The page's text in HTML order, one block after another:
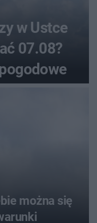
w Ustce
07.08?
można się